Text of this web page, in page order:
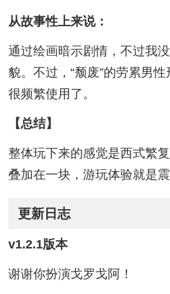
从故事性上来说：
通过绘画暗示剧情，不过我
貌。不过，“颓废”的劳累男
很频繁使用了。
【总结】
整体玩下来的感觉是西式繁
叠加在一块，游玩体验就是
更新日志
v1.2.1版本
谢谢你扮演戈罗戈阿！